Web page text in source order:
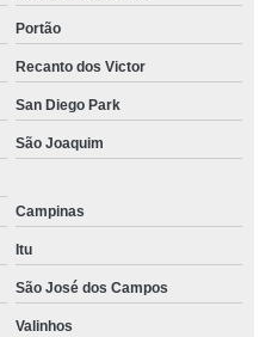
Portão
Recanto dos Victor
San Diego Park
São Joaquim
Campinas
Itu
São José dos Campos
Valinhos